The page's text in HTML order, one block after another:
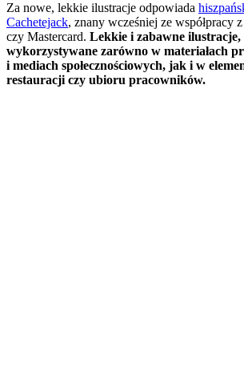
Za nowe, lekkie ilustracje odpowiada
Cachetejack, znany wcześniej ze współpracy
czy Mastercard. Lekkie i zabawne ilustracje,
wykorzystywane zarówno w materiałach
i mediach społecznościowych, jak i w
restauracji czy ubioru pracowników.